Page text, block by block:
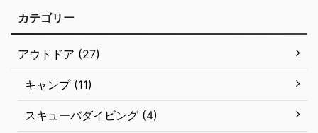
カテゴリー
アウトドア (27)
キャンプ (11)
スキューバダイビング (4)